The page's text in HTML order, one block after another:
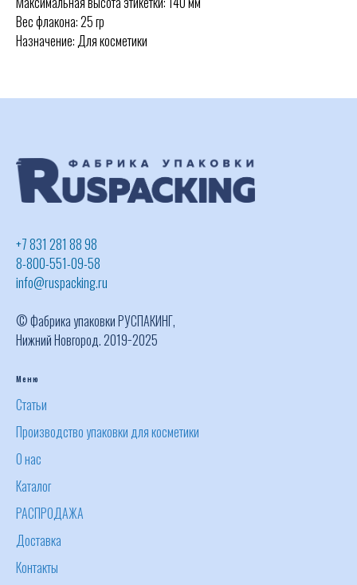
Вес флакона: 25 гр
Назначение: Для косметики
+7 831 281 88 98
8-800-551-09-58
info@ruspacking.ru
© Фабрика упаковки РУСПАКИНГ,
Нижний Новгород. 2019−2025
Меню
Статьи
Производство упаковки для косметики
О нас
Каталог
РАСПРОДАЖА
Доставка
Контакты